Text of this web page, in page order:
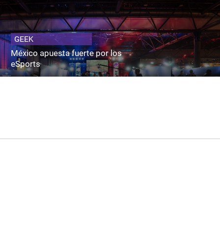
GEEK
México apuesta fuerte por los
eSports